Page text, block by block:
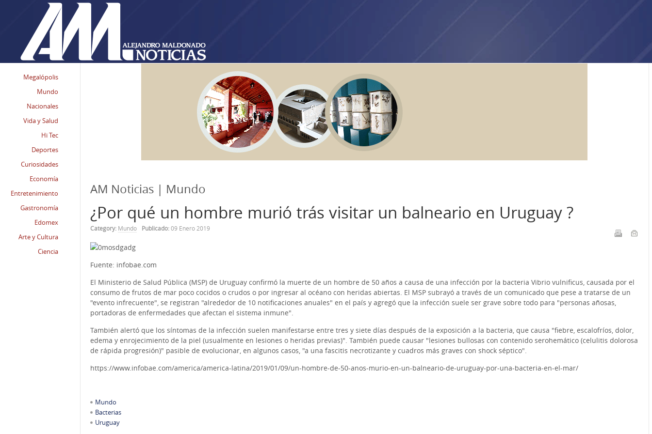
AM Noticias | Mundo
¿Por qué un hombre murió trás visitar un balneario en Uruguay ?
Category: Mundo Publicado:09 Enero 2019
Fuente: infobae.com
El Ministerio de Salud Pública (MSP) de Uruguay confirmó la muerte de un hombre de 50 años a causa de una infección por la bacteria Vibrio vulnificus, causada por el
consumo de frutos de mar poco cocidos o crudos o por ingresar al océano con heridas abiertas. El MSP subrayó a través de un comunicado que pese a tratarse de un
"evento infrecuente", se registran "alrededor de 10 notificaciones anuales" en el país y agregó que la infección suele ser grave sobre todo para "personas añosas,
portadoras de enfermedades que afectan el sistema inmune".
También alertó que los síntomas de la infección suelen manifestarse entre tres y siete días después de la exposición a la bacteria, que causa "fiebre, escalofríos, dolor,
edema y enrojecimiento de la piel (usualmente en lesiones o heridas previas)". También puede causar "lesiones bullosas con contenido serohemático (celulitis dolorosa
de rápida progresión)" pasible de evolucionar, en algunos casos, "a una fascitis necrotizante y cuadros más graves con shock séptico".
https://www.infobae.com/america/america-latina/2019/01/09/un-hombre-de-50-anos-murio-en-un-balneario-de-uruguay-por-una-bacteria-en-el-mar/
Mundo
Bacterias
Uruguay
Megalópolis
Mundo
Nacionales
Vida y Salud
Hi Tec
Deportes
Curiosidades
Economía
Entretenimiento
Gastronomía
Edomex
Arte y Cultura
Ciencia